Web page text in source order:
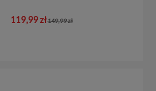
119,99 zł149,99 zł